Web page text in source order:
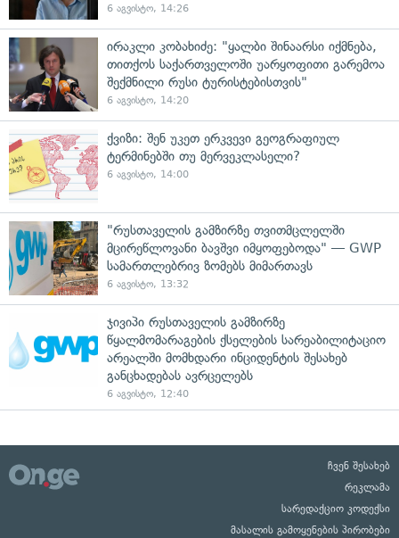
6 აგვისტო, 14:26
ირაკლი კობახიძე: "ყალბი შინაარსი იქმნება,
თითქოს საქართველოში უარყოფითი გარემოა
შექმნილი რუსი ტურისტებისთვის"
6 აგვისტო, 14:20
ქვიზი: შენ უკეთ ერკვევი გეოგრაფიულ
ტერმინებში თუ მერვეკლასელი?
6 აგვისტო, 14:00
"რუსთაველის გამზირზე თვითმცლელში
მცირეწლოვანი ბავშვი იმყოფებოდა" — GWP
სამართლებრივ ზომებს მიმართავს
6 აგვისტო, 13:32
ჯივიპი რუსთაველის გამზირზე
წყალმომარაგების ქსელების სარეაბილიტაციო
არეალში მომხდარი ინციდენტის შესახებ
განცხადებას ავრცელებს
6 აგვისტო, 12:40
ჩვენ შესახებ
რეკლამა
სარედაქციო კოდექსი
მასალის გამოყენების პირობები